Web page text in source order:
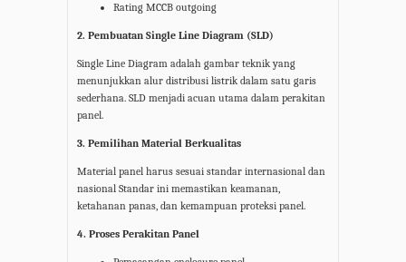
Rating MCCB outgoing
2. Pembuatan Single Line Diagram (SLD)
Single Line Diagram adalah gambar teknik yang
menunjukkan alur distribusi listrik dalam satu garis
sederhana. SLD menjadi acuan utama dalam perakitan
panel.
3. Pemilihan Material Berkualitas
Material panel harus sesuai standar internasional dan
nasional Standar ini memastikan keamanan,
ketahanan panas, dan kemampuan proteksi panel.
4. Proses Perakitan Panel